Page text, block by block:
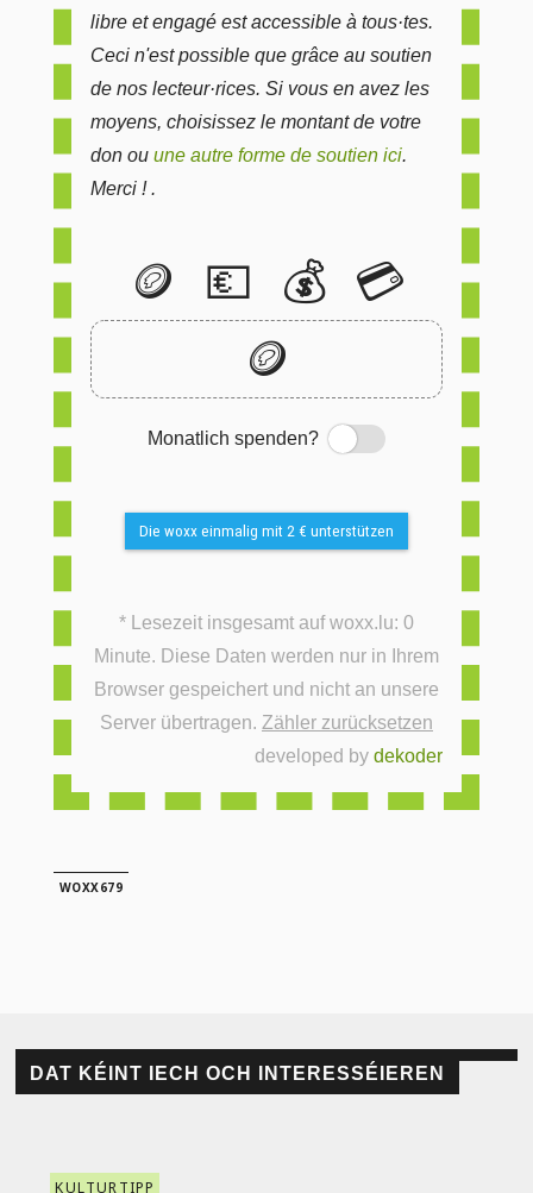
libre et engagé est accessible à tous·tes.
Ceci n'est possible que grâce au soutien
de nos lecteur·rices. Si vous en avez les
moyens, choisissez le montant de votre
don ou une autre forme de soutien ici.
Merci ! .
🪙 💶 💰 💳
🪙
Monatlich spenden?
Switch
Die woxx einmalig mit 2 € unterstützen
* Lesezeit insgesamt auf woxx.lu: 0
Minute. Diese Daten werden nur in Ihrem
Browser gespeichert und nicht an unsere
Server übertragen. Zähler zurücksetzen
developed bydekoder
WOXX679
DAT KÉINT IECH OCH INTERESSÉIEREN
KULTURTIPP